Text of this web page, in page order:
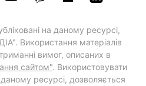
на даному ресурсі,
Використання матеріалів
вимог, описаних в
сайтом". Використовувати
ресурсі, дозволяється